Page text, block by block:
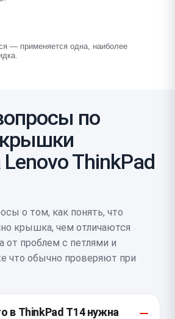
— применяется одна, наиболее
по
Lenovo ThinkPad
о том, как понять, что
крышка, чем отличаются
от проблем с петлями и
что обычно проверяют при
в ThinkPad T14 нужна